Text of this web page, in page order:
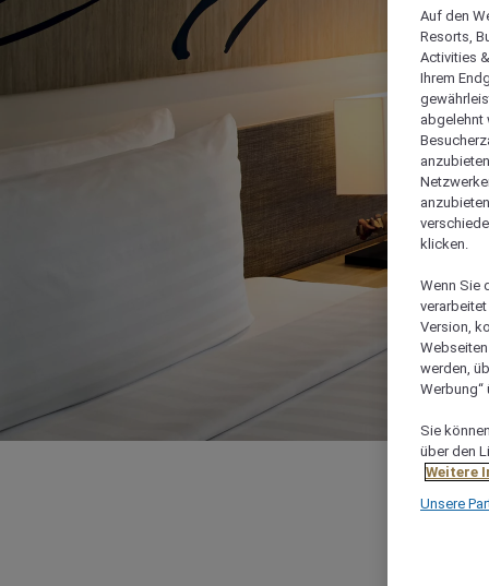
Auf den
Resorts,
Activities
Ihrem
abgelehnt
klicken.
Wenn Sie
Version,
werden,
Werbung“
Sie
über den
Weitere
Unsere